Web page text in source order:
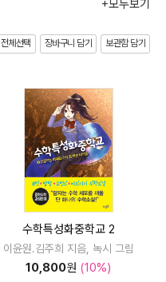
+모두보기
전체선택 장바구니 담기 보관함 담기
수학특성화중학교 2
이윤원.김주희 지음, 녹시 그림
10,800원 (10%)